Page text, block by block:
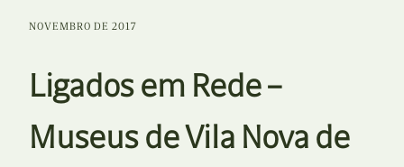
NOVEMBRO DE 2017
Ligados em Rede –
Museus de Vila Nova de